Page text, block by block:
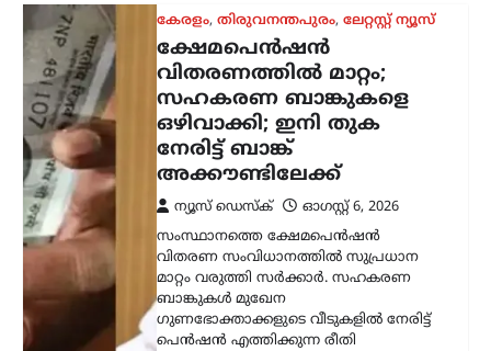
ക്ഷേമപെൻഷൻ
വിതരണത്തിൽ മാറ്റം;
സഹകരണ ബാങ്കുകളെ
ഒഴിവാക്കി; ഇനി തുക
നേരിട്ട് ബാങ്ക്
അക്കൗണ്ടിലേക്ക്
ന്യൂസ് ഡെസ്ക്
ഓഗസ്റ്റ്‌ 6, 2026
സംസ്ഥാനത്തെ ക്ഷേമപെൻഷൻ
വിതരണ സംവിധാനത്തിൽ സുപ്രധാന
മാറ്റം വരുത്തി സർക്കാർ. സഹകരണ
ബാങ്കുകൾ മുഖേന
ഗുണഭോക്താക്കളുടെ വീടുകളിൽ നേരിട്ട്
പെൻഷൻ എത്തിക്കുന്ന രീതി
അവസാനിപ്പിച്ച്, തുക നേരിട്ട്…